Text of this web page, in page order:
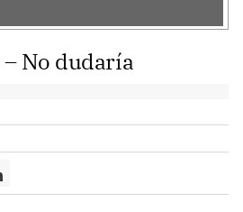
No dudaría